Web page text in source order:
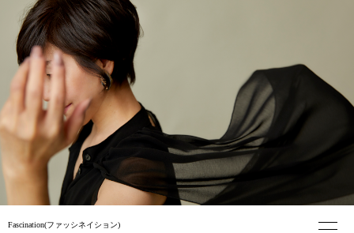
Fascination(ファッシネイション)